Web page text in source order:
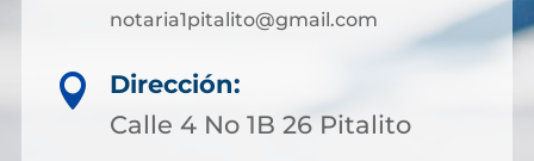
notaria1pitalito@gmail.com

Dirección:
Calle 4 No 1B 26 Pitalito